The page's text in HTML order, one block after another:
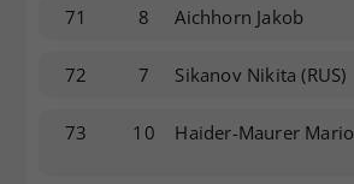
71 8 Aichhorn Jakob
72 7 Sikanov Nikita(RUS)
73 10 Haider-Maurer Mario